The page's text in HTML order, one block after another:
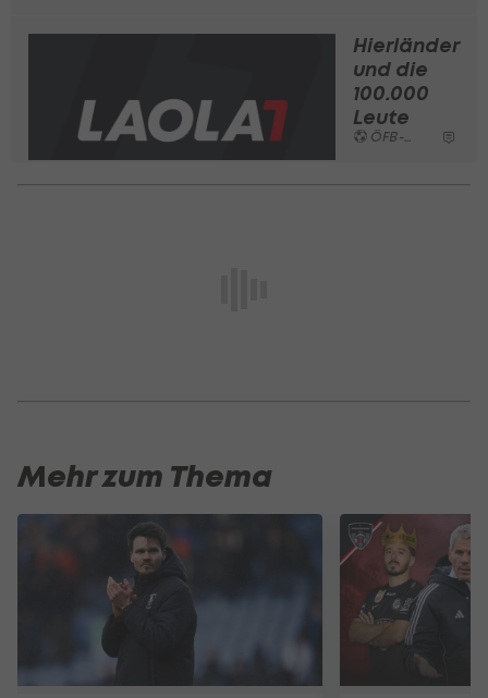
Hierländer
und die
100.000
Leute
ÖFB-Cup
Mehr zum Thema